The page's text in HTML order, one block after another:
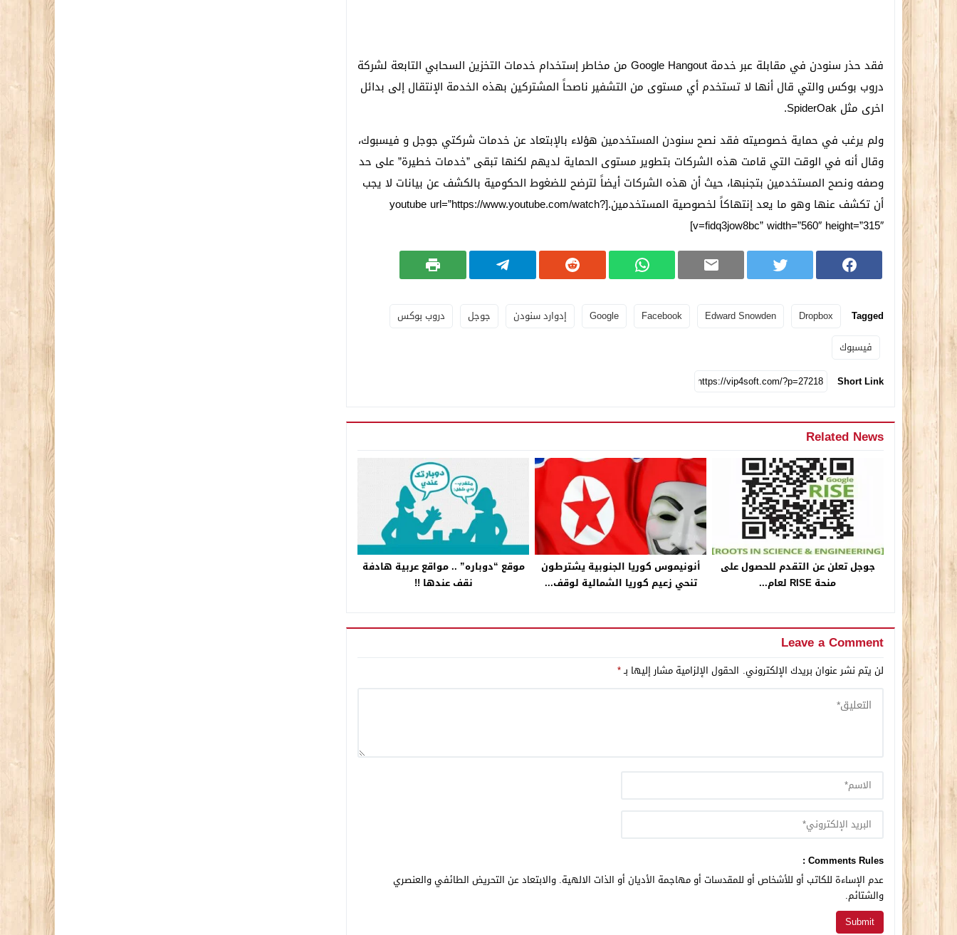
فقد حذر سنودن في مقابلة عبر خدمة Google Hangout من مخاطر إستخدام خدمات التخزين السحابي التابعة لشركة
دروب بوكس والتي قال أنها لا تستخدم أي مستوى من التشفير ناصحاً المشتركين بهذه الخدمة الإنتقال إلى بدائل
اخرى مثل SpiderOak.
ولم يرغب في حماية خصوصيته فقد نصح سنودن المستخدمين هؤلاء بالإبتعاد عن خدمات شركتي جوجل و فيسبوك،
وقال أنه في الوقت التي قامت هذه الشركات بتطوير مستوى الحماية لديهم لكنها تبقى ”خدمات خطيرة” على حد
وصفه ونصح المستخدمين بتجنبها، حيث أن هذه الشركات أيضاً لترضح للضغوط الحكومية بالكشف عن بيانات لا يجب
أن تكشف عنها وهو ما يعد إنتهاكاً لخصوصية المستخدمين.[youtube url=”https://www.youtube.com/watch?
v=fidq3jow8bc” width=”560″ height=”315″]
Tagged
Dropbox
Edward Snowden
Facebook
Google إدوارد سنودن جوجل
دروب بوكس
فيسبوك
Short Link
Related News
جوجل تعلن عن التقدم للحصول على
منحة RISE لعام...
أنونيموس كوريا الجنوبية يشترطون
تنحي زعيم كوريا الشمالية لوقف...
موقع “دوباره” .. مواقع عربية هادفة
نقف عندها !!
Leave a Comment
لن يتم نشر عنوان بريدك الإلكتروني. الحقول الإلزامية مشار إليها بـ*
Comments Rules :
عدم الإساءة للكاتب أو للأشخاص أو للمقدسات أو مهاجمة الأديان أو الذات الالهية. والابتعاد عن التحريض الطائفي والعنصري
والشتائم.